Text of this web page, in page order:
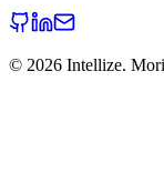
© 2026 Intellize.